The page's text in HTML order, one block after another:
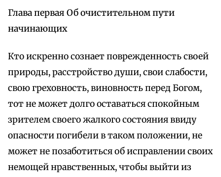
Глава первая Об очистительном пути
начинающих
Кто искренно сознает поврежденность своей
природы, расстройство души, свои слабости,
свою греховность, виновность перед Богом,
тот не может долго оставаться спокойным
зрителем своего жалкого состояния ввиду
опасности погибели в таком положении, не
может не позаботиться об исправлении своих
немощей нравственных, чтобы выйти из